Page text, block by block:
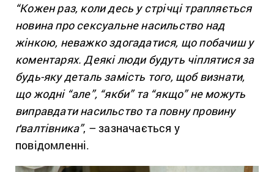
“Кожен раз, коли десь у стрічці трапляється
новина про сексуальне насильство над
жінкою, неважко здогадатися, що побачиш у
коментарях. Деякі люди будуть чіплятися за
будь-яку деталь замість того, щоб визнати,
що жодні “але”, “якби” та “якщо” не можуть
виправдати насильство та повну провину
ґвалтівника”, – зазначається у
повідомленні.